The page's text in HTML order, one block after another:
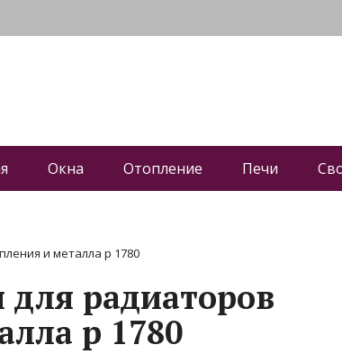
Окна Отопление Печи
и металла р 1780
радиаторов
р 1780